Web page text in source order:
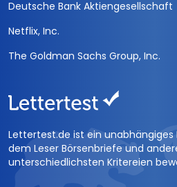
Deutsche Bank Aktiengesellschaft
Netflix, Inc.
The Goldman Sachs Group, Inc.
Lettertest.de ist ein
dem Leser Börsenbriefe und
unterschiedlichsten Kritereien